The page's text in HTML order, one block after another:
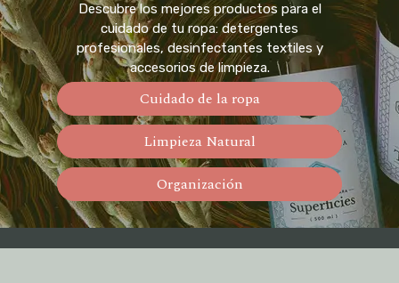
Descubre los mejores productos para el
cuidado de tu ropa: detergentes
profesionales, desinfectantes textiles y
accesorios de limpieza.
Cuidado de la ropa
Limpieza Natural
Organización